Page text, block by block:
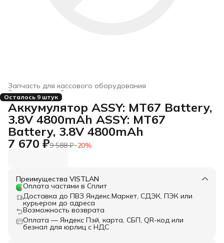
Запчасть для кассового оборудования
Электронное оборудование для торговли
Электроника
Главная ›
Осталось 9 штук
Аккумулятор ASSY: MT67 Battery,
3.8V 4800mAh ASSY: MT67
Battery, 3.8V 4800mAh
7 670 ₽9 588 ₽−20%
Преимущества VISTLAN
Оплата частями в Сплит
Доставка до ПВЗ Яндекс.Маркет, СДЭК, ПЭК или
курьером до адреса
Возможность возврата
Оплата — Яндекс Пэй, карта, СБП, QR-код или
безнал для юрлиц с НДС